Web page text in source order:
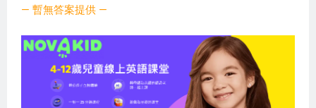
— 暫無答案提供 —